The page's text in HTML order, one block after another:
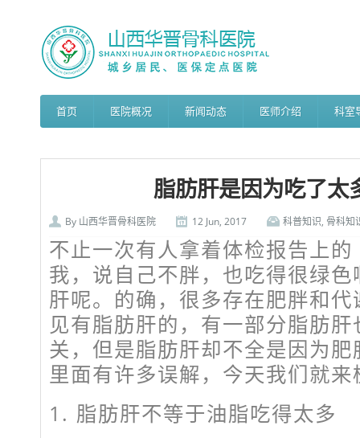
首页 医院概况 新闻动态 医师介绍 科室
脂肪肝是因为吃了太
By 山西华晋骨科医院 12 Jun, 2017 科普知识, 骨科知
不止一次有人拿着体检报告上
我，说自己不胖，也吃得很绿
肝呢。的确，很多存在肥胖和
见有脂肪肝的，有一部分脂肪
关，但是脂肪肝却不全是因为
里面有许多误解，今天我们就
1. 脂肪肝不等于油脂吃得太多